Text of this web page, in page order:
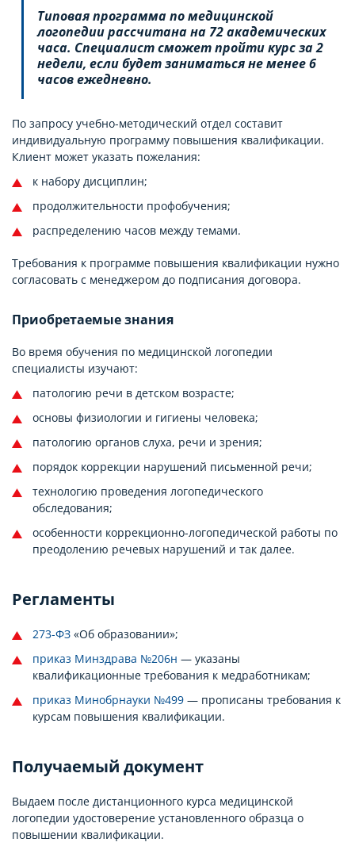
Типовая программа по медицинской
логопедии рассчитана на 72 академических
часа. Специалист сможет пройти курс за 2
недели, если будет заниматься не менее 6
часов ежедневно.
По запросу учебно-методический отдел составит
индивидуальную программу повышения квалификации.
Клиент может указать пожелания:
к набору дисциплин;
продолжительности профобучения;
распределению часов между темами.
Требования к программе повышения квалификации нужно
согласовать с менеджером до подписания договора.
Приобретаемые знания
Во время обучения по медицинской логопедии
специалисты изучают:
патологию речи в детском возрасте;
основы физиологии и гигиены человека;
патологию органов слуха, речи и зрения;
порядок коррекции нарушений письменной речи;
технологию проведения логопедического
обследования;
особенности коррекционно-логопедической работы по
преодолению речевых нарушений и так далее.
Регламенты
273-ФЗ «Об образовании»;
приказ Минздрава №206н — указаны
квалификационные требования к медработникам;
приказ Минобрнауки №499 — прописаны требования к
курсам повышения квалификации.
Получаемый документ
Выдаем после дистанционного курса медицинской
логопедии удостоверение установленного образца о
повышении квалификации.